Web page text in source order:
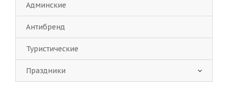
Админские
Антибренд
Туристические
Праздники